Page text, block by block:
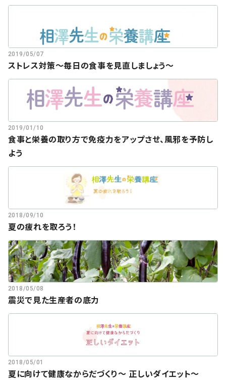
2019/05/07
ストレス対策～毎日の食事を見直しましょう～
2019/01/10
食事と栄養の取り方で免疫力をアップさせ、風邪を予防し
よう
2018/09/10
夏の疲れを取ろう！
2018/05/08
震災で見た生産者の底力
2018/05/01
夏に向けて健康なからだづくり～ 正しいダイエット～